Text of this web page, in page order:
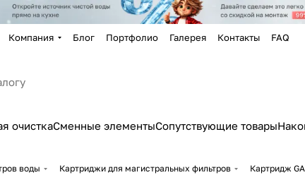
Компания Блог Портфолио Галерея Контакты FAQ
очисткаСменные элементыСопутствующие товары
воды Картриджи для магистральных фильтров Картридж